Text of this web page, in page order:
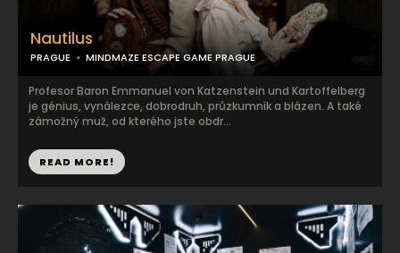
Nautilus
PRAGUE MINDMAZE ESCAPE GAME PRAGUE
Profesor Baron Emmanuel von Katzenstein und Kartoffelberg
je génius, vynálezce, dobrodruh, průzkumník a blázen. A také
zámožný muž, od kterého jste obdr...
READ MORE!